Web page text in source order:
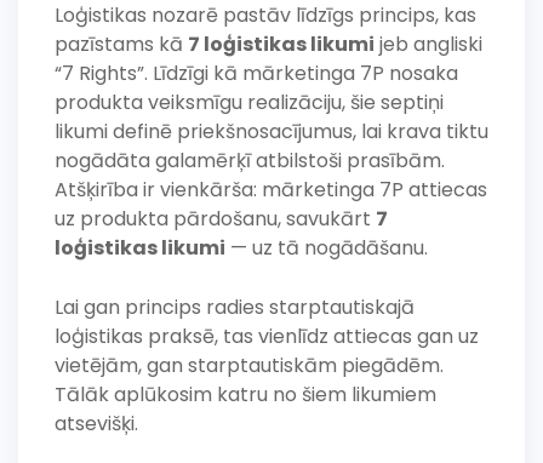
Loģistikas nozarē pastāv līdzīgs princips, kas
pazīstams kā 7 loģistikas likumi jeb angliski
“7 Rights”. Līdzīgi kā mārketinga 7P nosaka
produkta veiksmīgu realizāciju, šie septiņi
likumi definē priekšnosacījumus, lai krava tiktu
nogādāta galamērķī atbilstoši prasībām.
Atšķirība ir vienkārša: mārketinga 7P attiecas
uz produkta pārdošanu, savukārt 7
loģistikas likumi — uz tā nogādāšanu.
Lai gan princips radies starptautiskajā
loģistikas praksē, tas vienlīdz attiecas gan uz
vietējām, gan starptautiskām piegādēm.
Tālāk aplūkosim katru no šiem likumiem
atsevišķi.